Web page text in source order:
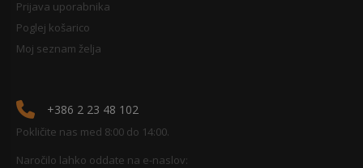
Prijava uporabnika
Poglej košarico
Moj seznam želja
+386 2 23 48 102
Pokličite nas med 8:00 do 14:00.
Naročilo lahko oddate na e-naslov: